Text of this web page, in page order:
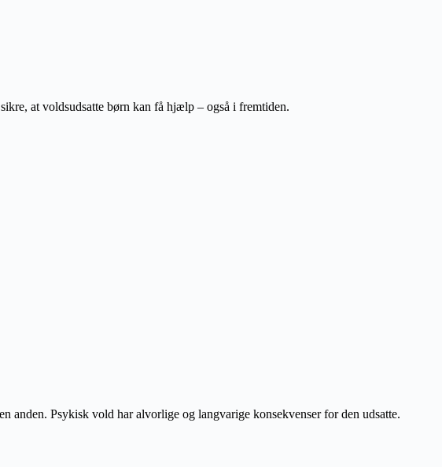
at voldsudsatte børn kan få hjælp – også i fremtiden.
Psykisk vold har alvorlige og langvarige konsekvenser for den udsatte.